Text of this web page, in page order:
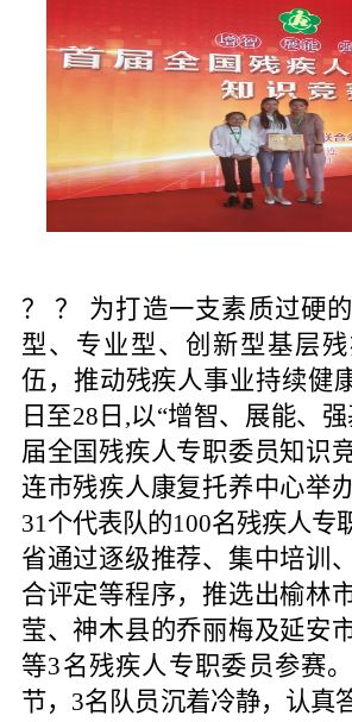
？ ？ 为打造一支素质过硬
型、专业型、创新型基层
伍，推动残疾人事业持续健
日至28 日 ,以“增智、展能、
届全国残疾人专职委员知识
连市残疾人康复托养中心举
31个代表队的100名残疾人专
省通过逐级推荐、集中培训
合评定等程序，推选出榆林
莹、神木县的乔丽梅及延安
等3名残疾人专职委员参赛
节， 3名队员沉着冷静，认真